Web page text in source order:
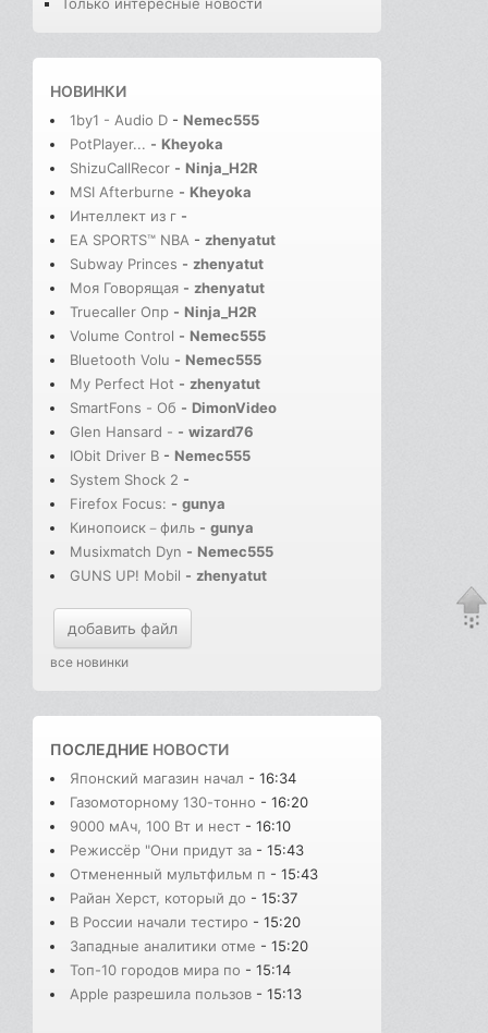
Только интересные новости
НОВИНКИ
1by1 - Audio D - Nemec555
PotPlayer... - Kheyoka
ShizuCallRecor - Ninja_H2R
MSI Afterburne - Kheyoka
Интеллект из г -
EA SPORTS™ NBA - zhenyatut
Subway Princes - zhenyatut
Моя Говорящая - zhenyatut
Truecaller Опр - Ninja_H2R
Volume Control - Nemec555
Bluetooth Volu - Nemec555
My Perfect Hot - zhenyatut
SmartFons - Об - DimonVideo
Glen Hansard - - wizard76
IObit Driver B - Nemec555
System Shock 2 -
Firefox Focus: - gunya
Кинопоиск－филь - gunya
Musixmatch Dyn - Nemec555
GUNS UP! Mobil - zhenyatut
добавить файл
все новинки
ПОСЛЕДНИЕ НОВОСТИ
Японский магазин начал - 16:34
Газомоторному 130-тонно - 16:20
9000 мАч, 100 Вт и нест - 16:10
Режиссёр "Они придут за - 15:43
Отмененный мультфильм п - 15:43
Райан Херст, который до - 15:37
В России начали тестиро - 15:20
Западные аналитики отме - 15:20
Топ-10 городов мира по - 15:14
Apple разрешила пользов - 15:13